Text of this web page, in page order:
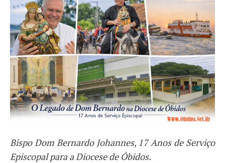
Bispo Dom Bernardo Johannes, 17 Anos de Serviço
Episcopal para a Diocese de Óbidos.